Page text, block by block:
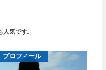
人気です。
プロフィール